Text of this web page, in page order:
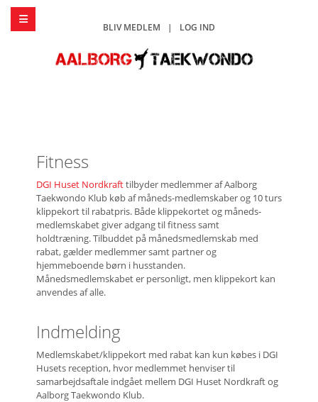
BLIV MEDLEM | LOG IND
Fitness
DGI Huset Nordkrafttilbyder medlemmer af Aalborg
Taekwondo Klub køb af måneds-medlemskaber og 10 turs
klippekort til rabatpris. Både klippekortet og måneds-
medlemskabet giver adgang til fitness samt
holdtræning. Tilbuddet på månedsmedlemskab med
rabat, gælder medlemmer samt partner og
hjemmeboende børn i husstanden.
Månedsmedlemskabet er personligt, men klippekort kan
anvendes af alle.
Indmelding
Medlemskabet/klippekort med rabat kan kun købes i DGI
Husets reception, hvor medlemmet henviser til
samarbejdsaftale indgået mellem DGI Huset Nordkraft og
Aalborg Taekwondo Klub.